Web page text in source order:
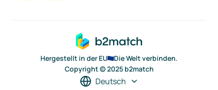
Hergestellt in der EU
Die Welt verbinden.
Copyright © 2025 b2match
Deutsch